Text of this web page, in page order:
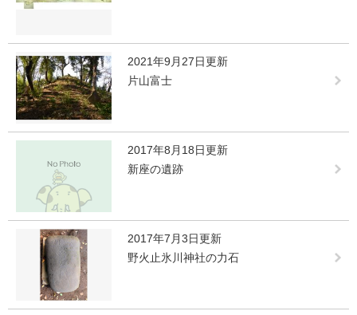
2021年9月27日更新
片山富士
2017年8月18日更新
新座の遺跡
2017年7月3日更新
野火止氷川神社の力石